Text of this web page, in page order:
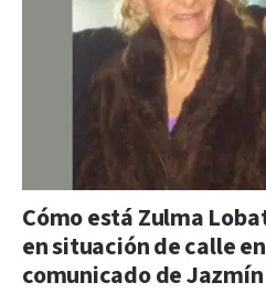
Cómo está Zulma
en situación de calle
comunicado de